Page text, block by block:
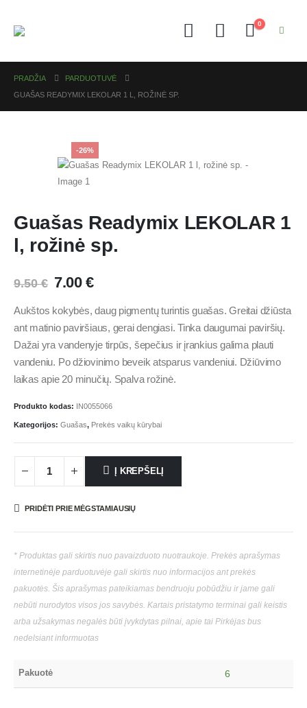
0
PRADŽIA
PARDUOTUVĖ
GUAŠAS READYMIX LEKOLAR 1 L, ROŽINĖ SP.
-26%
Guašas Readymix LEKOLAR 1
l, rožinė sp.
9.50€ 7.00€
Aukštos kokybės, daug pigmentų turintis guašas. Greitai džiūsta
ant matinio paviršiaus, gerai dengiasi. Tinka daugumai paviršių.
Dažai yra vandenyje tirpūs, šepečius ir įrankius galima plauti
vandeniu. Po džiovinimo beveik atsparus vandeniui. Džiūvimo
laikas apie 20 minučių. Spalva rožinė.
Produkto kodas: IN0055066
Kategorijos: Guašas, Prekės vaikų kūrybai
Į KREPŠELĮ
PRIDĖTI PRIE MĖGSTAMIAUSIŲ
* Produktas gali skirtis nuo pavaizduoto nuotraukoje. Prekės aprašymas
internetinėje parduotuvėje gali skirtis nuo informacijos ant prekės
pakuotės. Šis aprašymas pateikiamas bendruoju pobūdžiu ir jame gali
nebūti nurodytos visos jos savybės. Kartais pristatymo terminai gali keistis
arba užsakymas negalės būti įvykdytas pilnai, apie tai Pirkėjas bus
nedelsiant informuotas
Pakuotė 6